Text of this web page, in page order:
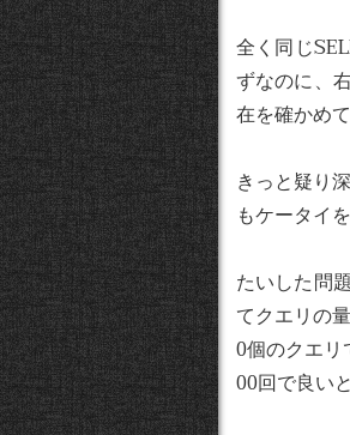
全く同じ
ずなのに、
在を確かめて
きっと疑り
もケータイ
たいした問
てクエリの
0個のクエ
00回で良い